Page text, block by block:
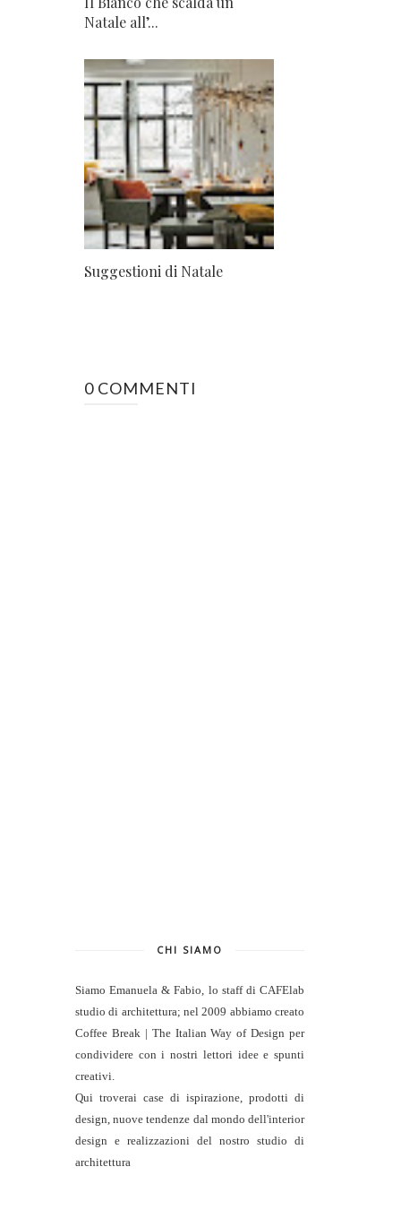
Natale all’...
Suggestioni di Natale
0 COMMENTI
CHI SIAMO
Siamo Emanuela & Fabio, lo staff di CAFElab
studio di architettura; nel 2009 abbiamo creato
Coffee Break | The Italian Way of Design per
condividere con i nostri lettori idee e spunti
creativi.
Qui troverai case di ispirazione, prodotti di
design, nuove tendenze dal mondo dell'interior
design e realizzazioni del nostro studio di
architettura